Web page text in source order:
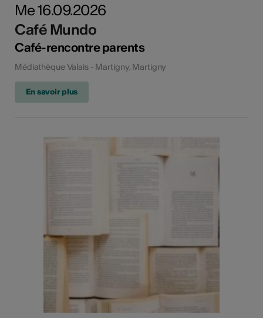
Me 16.09.2026
Café Mundo
Café-rencontre parents
Médiathèque Valais - Martigny, Martigny
En savoir plus